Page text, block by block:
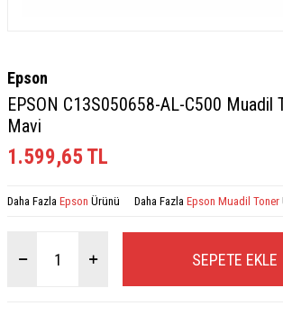
Epson
EPSON C13S050658-AL-C500 Muadil
Mavi
1.599,65 TL
Daha Fazla Epson Ürünü Daha Fazla Epson Muadil Toner
SEPETE EKLE